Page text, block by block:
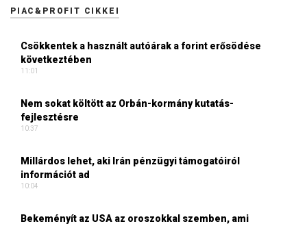
PIAC&PROFIT CIKKEI
Csökkentek a használt autóárak a forint erősödése
következtében
11:01
Nem sokat költött az Orbán-kormány kutatás-
fejlesztésre
10:37
Millárdos lehet, aki Irán pénzügyi támogatóiról
információt ad
10:04
Bekeményít az USA az oroszokkal szemben, ami